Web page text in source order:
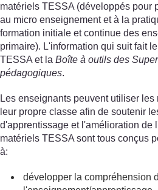
matériels TESSA (développés pour
au micro enseignement et à la
formation initiale et continue des
primaire). L'information qui suit fait
TESSA et la Boîte à outils des
pédagogiques.
Les enseignants peuvent utiliser
leur propre classe afin de soutenir
d'apprentissage et l'amélioration de
matériels TESSA sont tous conçus
à:
développer la compréhension